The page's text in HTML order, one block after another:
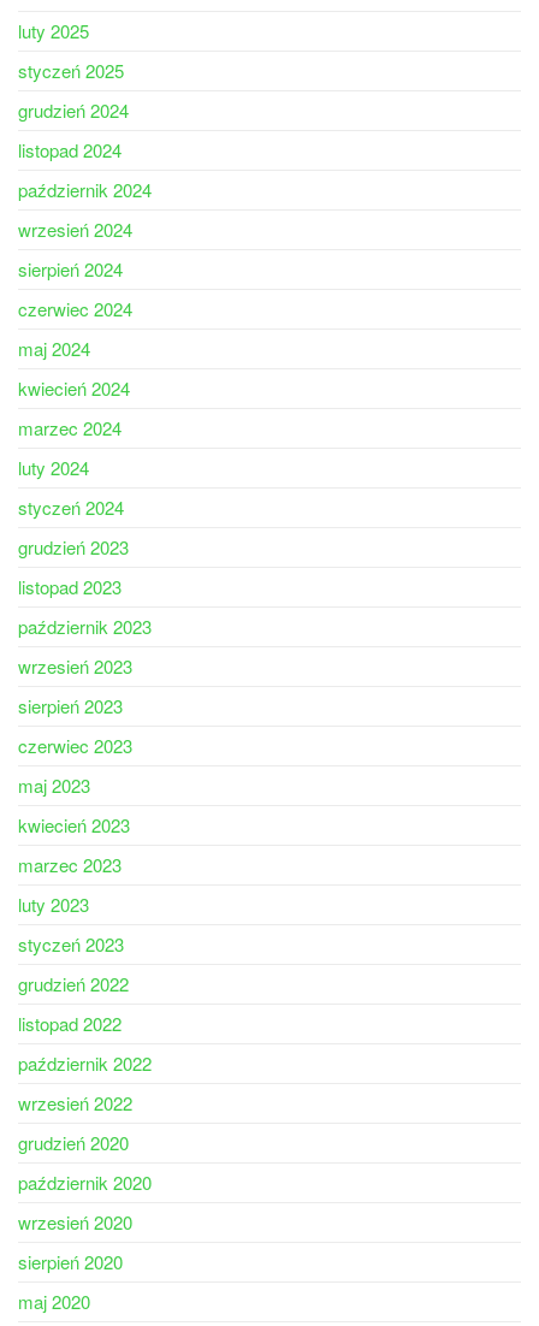
luty 2025
styczeń 2025
grudzień 2024
listopad 2024
październik 2024
wrzesień 2024
sierpień 2024
czerwiec 2024
maj 2024
kwiecień 2024
marzec 2024
luty 2024
styczeń 2024
grudzień 2023
listopad 2023
październik 2023
wrzesień 2023
sierpień 2023
czerwiec 2023
maj 2023
kwiecień 2023
marzec 2023
luty 2023
styczeń 2023
grudzień 2022
listopad 2022
październik 2022
wrzesień 2022
grudzień 2020
październik 2020
wrzesień 2020
sierpień 2020
maj 2020